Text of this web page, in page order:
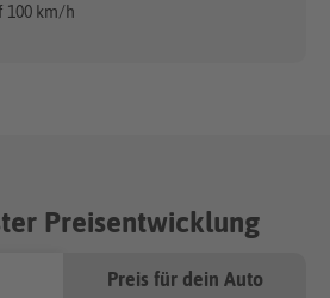
100 km/h
Preisentwicklung
Preis für dein Auto